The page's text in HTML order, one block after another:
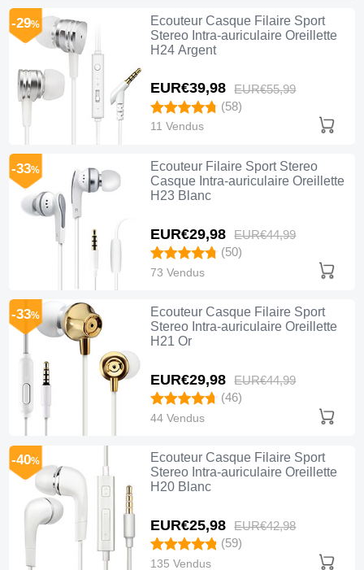
Ecouteur Casque Filaire Sport
Stereo Intra-auriculaire Oreillette
H24 Argent
EUR€39,98 EUR€55,99
-29%
(58)
11 Vendus
Ecouteur Filaire Sport Stereo
Casque Intra-auriculaire Oreillette
H23 Blanc
EUR€29,98 EUR€44,99
-33%
(50)
73 Vendus
Ecouteur Casque Filaire Sport
Stereo Intra-auriculaire Oreillette
H21 Or
EUR€29,98 EUR€44,99
-33%
(46)
44 Vendus
Ecouteur Casque Filaire Sport
Stereo Intra-auriculaire Oreillette
H20 Blanc
EUR€25,98 EUR€42,98
-40%
(59)
135 Vendus